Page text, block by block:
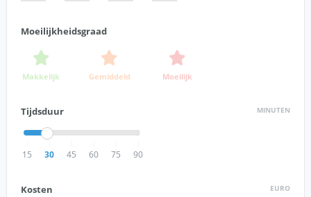
Moeilijkheidsgraad
Makkelijk Gemiddeld Moeilijk
MINUTEN
Tijdsduur
15 30 45 60 75 90
EURO
Kosten